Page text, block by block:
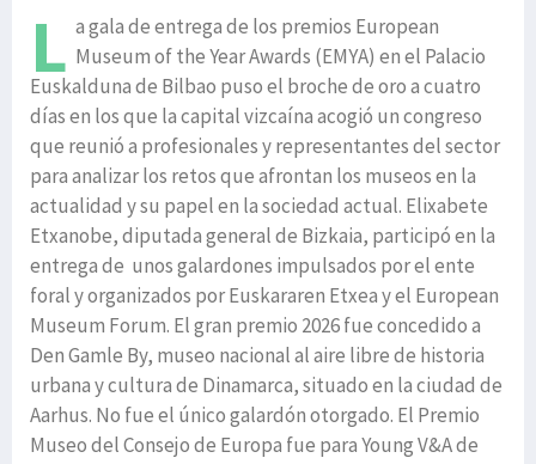
L a gala de entrega de los premios European
Museum of the Year Awards (EMYA) en el Palacio
Euskalduna de Bilbao puso el broche de oro a cuatro
días en los que la capital vizcaína acogió un congreso
que reunió a profesionales y representantes del sector
para analizar los retos que afrontan los museos en la
actualidad y su papel en la sociedad actual. Elixabete
Etxanobe, diputada general de Bizkaia, participó en la
entrega de unos galardones impulsados por el ente
foral y organizados por Euskararen Etxea y el European
Museum Forum. El gran premio 2026 fue concedido a
Den Gamle By, museo nacional al aire libre de historia
urbana y cultura de Dinamarca, situado en la ciudad de
Aarhus. No fue el único galardón otorgado. El Premio
Museo del Consejo de Europa fue para Young V&A de